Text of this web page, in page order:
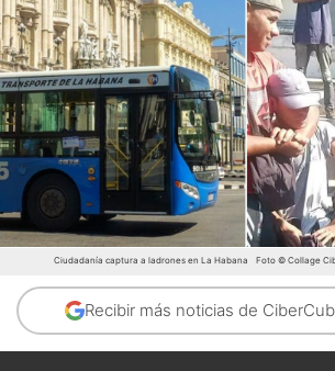
Ciudadanía captura a ladrones en La Habana Foto © Collage
Recibir más noticias de